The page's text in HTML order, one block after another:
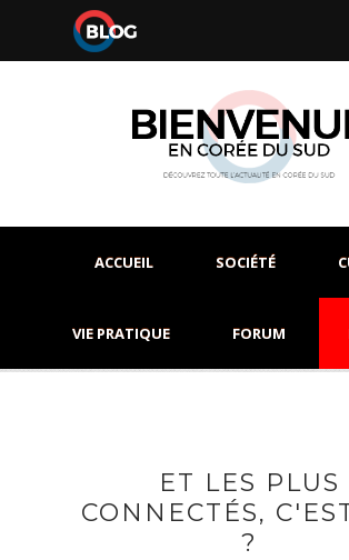
ACCUEIL SOCIÉTÉ
VIE PRATIQUE FORUM
ET LES PLUS
CONNECTÉS,
?